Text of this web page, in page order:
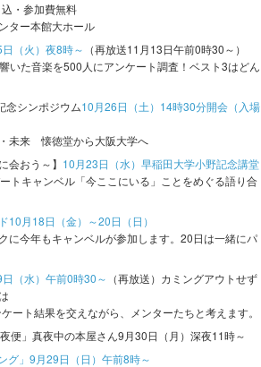
・参加費無料
ター本館大ホール
日（火）夜8時～ （再放送11月13日午前0時30～）
いた音楽を500人にアンケート調査！ベスト3はどん
念シンポジウム10月26日（土）14時30分開会（入場
未来 懐徳堂から大阪大学へ
会おう～】 10月23日（水）早稲田大学小野記念講堂
トキャンベル「今ここにいる」ことをめぐる語り合
10月18日（金）～20日（日）
に今年もキャンベルが参加します。20日は一緒にパ
日（水）午前0時30～ （再放送）カミングアウトせず
ート結果を交えながら、メンターたちと考えます。
便」真夜中の本屋さん9月30日（月）深夜11時～
グ」9月29日（日）午前8時～